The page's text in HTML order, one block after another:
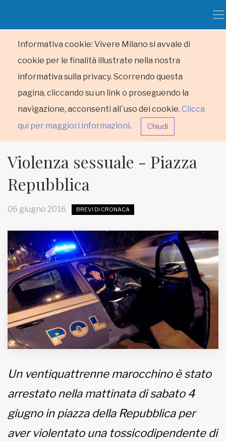
Informativa cookie: Vivere Milano si avvale di
cookie per le finalità illustrate nella nostra
informativa sulla privacy. Scorrendo questa
pagina, cliccando su un link o proseguendo la
navigazione, acconsenti all´uso dei cookie. Clicca
qui per maggiori informazioni. Chiudi
HOME
MUNICIPI
Inviateci le vostre segnalazioni
www.viveremilano.info
Fondato e diretto da Enzo De
Bernardis
Informativa sulla privacy
Violenza sessuale - Piazza
Repubblica
06 giugno 2016 BREVI DI CRONACA
Un ventiquattrenne marocchino è stato
arrestato nella mattinata di sabato 4
giugno in piazza della Repubblica per
aver violentato una tossicodipendente di